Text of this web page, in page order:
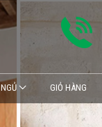
GIỎ HÀNG